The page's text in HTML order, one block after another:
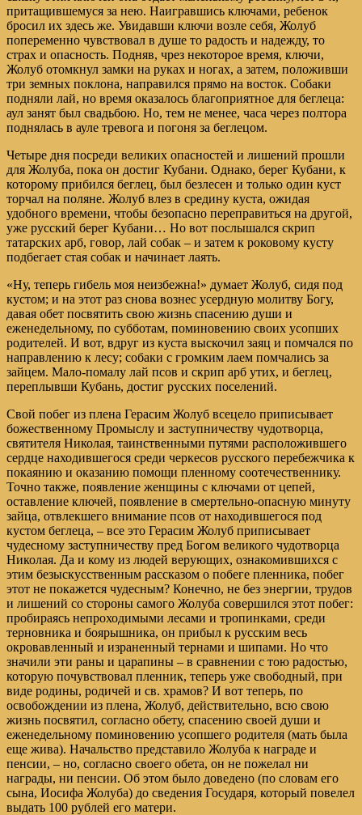
притащившемуся за нею. Наигравшись ключами, ребенок
бросил их здесь же. Увидавши ключи возле себя, Жолуб
попеременно чувствовал в душе то радость и надежду, то
страх и опасность. Подняв, чрез некоторое время, ключи,
Жолуб отомкнул замки на руках и ногах, а затем, положивши
три земных поклона, направился прямо на восток. Собаки
подняли лай, но время оказалось благоприятное для беглеца:
аул занят был свадьбою. Но, тем не менее, часа через полтора
поднялась в ауле тревога и погоня за беглецом.
Четыре дня посреди великих опасностей и лишений прошли
для Жолуба, пока он достиг Кубани. Однако, берег Кубани, к
которому прибился беглец, был безлесен и только один куст
торчал на поляне. Жолуб влез в средину куста, ожидая
удобного времени, чтобы безопасно переправиться на другой,
уже русский берег Кубани… Но вот послышался скрип
татарских арб, говор, лай собак – и затем к роковому кусту
подбегает стая собак и начинает лаять.
«Ну, теперь гибель моя неизбежна!» думает Жолуб, сидя под
кустом; и на этот раз снова вознес усердную молитву Богу,
давая обет посвятить свою жизнь спасению души и
еженедельному, по субботам, поминовению своих усопших
родителей. И вот, вдруг из куста выскочил заяц и помчался по
направлению к лесу; собаки с громким лаем помчались за
зайцем. Мало-помалу лай псов и скрип арб утих, и беглец,
переплывши Кубань, достиг русских поселений.
Свой побег из плена Герасим Жолуб всецело приписывает
божественному Промыслу и заступничеству чудотворца,
святителя Николая, таинственными путями расположившего
сердце находившегося среди черкесов русского перебежчика к
покаянию и оказанию помощи пленному соотечественнику.
Точно также, появление женщины с ключами от цепей,
оставление ключей, появление в смертельно-опасную минуту
зайца, отвлекшего внимание псов от находившегося под
кустом беглеца, – все это Герасим Жолуб приписывает
чудесному заступничеству пред Богом великого чудотворца
Николая. Да и кому из людей верующих, ознакомившихся с
этим безыскусственным рассказом о побеге пленника, побег
этот не покажется чудесным? Конечно, не без энергии, трудов
и лишений со стороны самого Жолуба совершился этот побег:
пробираясь непроходимыми лесами и тропинками, среди
терновника и боярышника, он прибыл к русским весь
окровавленный и израненный тернами и шипами. Но что
значили эти раны и царапины – в сравнении с тою радостью,
которую почувствовал пленник, теперь уже свободный, при
виде родины, родичей и св. храмов? И вот теперь, по
освобождении из плена, Жолуб, действительно, всю свою
жизнь посвятил, согласно обету, спасению своей души и
еженедельному поминовению усопшего родителя (мать была
еще жива). Начальство представило Жолуба к награде и
пенсии, – но, согласно своего обета, он не пожелал ни
награды, ни пенсии. Об этом было доведено (по словам его
сына, Иосифа Жолуба) до сведения Государя, который повелел
выдать 100 рублей его матери.